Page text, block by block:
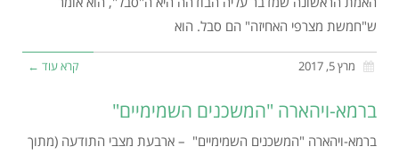
ש"חמשת מצרפי האחיזה" הם סבל. הוא
מרץ 5, 2017 קרא עוד ←
ברמא-ויהארה "המשכנים השמימיים"
ברמא-ויהארה "המשכנים השמימיים" – ארבעת מצבי התודעה (מתוך